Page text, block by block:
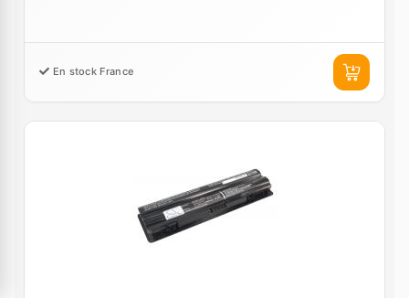
En stock France